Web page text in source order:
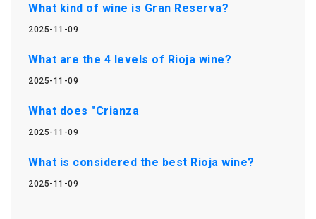
What kind of wine is Gran Reserva?
2025-11-09
What are the 4 levels of Rioja wine?
2025-11-09
What does "Crianza
2025-11-09
What is considered the best Rioja wine?
2025-11-09